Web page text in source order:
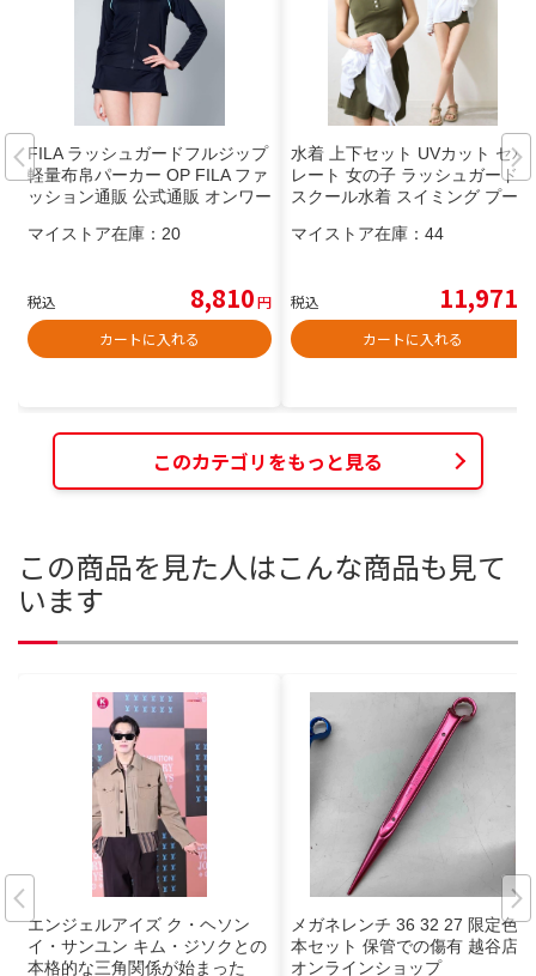
FILA ラッシュガードフルジップ
軽量布帛パーカー OP FILA ファ
ッション通販 公式通販 オンワー
マイストア在庫： 20
税込 8,810円
カートに入れる
水着 上下セット UVカット セパ
レート 女の子 ラッシュガード
スクール水着 スイミング プール
140 150 160 170cm 120 170cm
水着 黒 紺の通販はau PAY マー
ケット
マイストア在庫： 44
税込 11,971
カートに入れる
このカテゴリをもっと見る
この商品を見た人はこんな商品も見て
います
エンジェルアイズ ク・ヘソン
イ・サンユン キム・ジソクとの
本格的な三角関係が始まった
メガネレンチ 36 32 27 限定色3
本セット 保管での傷有 越谷店
オンラインショップ